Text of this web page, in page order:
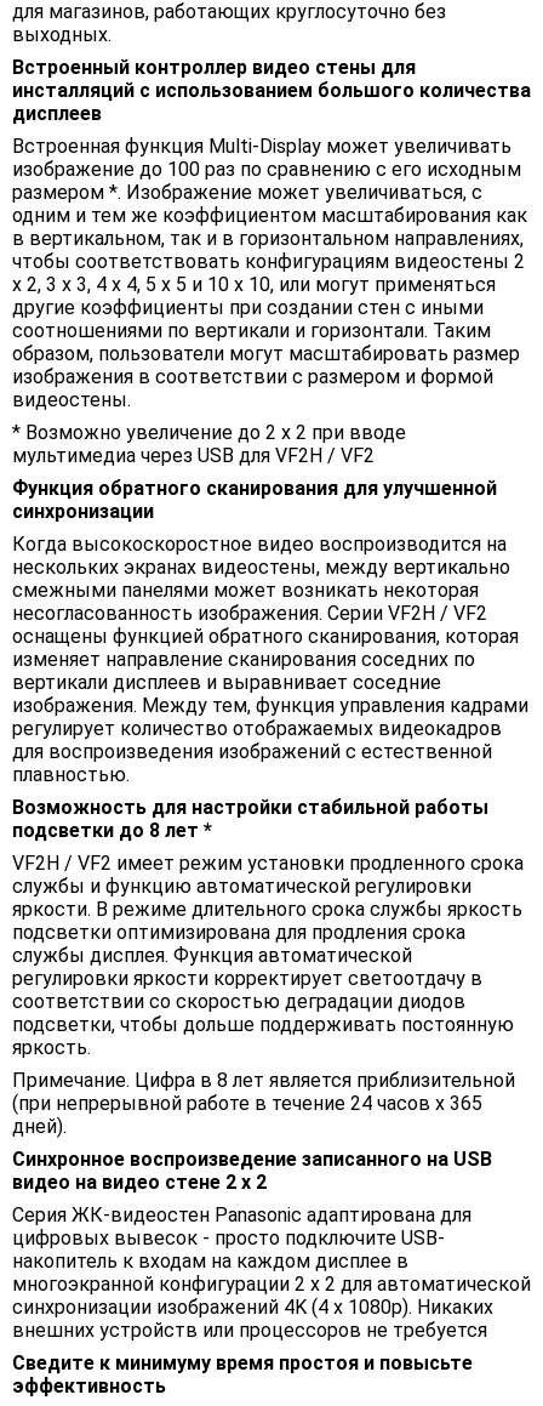
для магазинов, работающих круглосуточно без
выходных.
Встроенный контроллер видео стены для
инсталляций с использованием большого количества
дисплеев
Встроенная функция Multi-Display может увеличивать
изображение до 100 раз по сравнению с его исходным
размером *. Изображение может увеличиваться, с
одним и тем же коэффициентом масштабирования как
в вертикальном, так и в горизонтальном направлениях,
чтобы соответствовать конфигурациям видеостены 2
x 2, 3 x 3, 4 x 4, 5 x 5 и 10 x 10, или могут применяться
другие коэффициенты при создании стен с иными
соотношениями по вертикали и горизонтали. Таким
образом, пользователи могут масштабировать размер
изображения в соответствии с размером и формой
видеостены.
* Возможно увеличение до 2 x 2 при вводе
мультимедиа через USB для VF2H / VF2
Функция обратного сканирования для улучшенной
синхронизации
Когда высокоскоростное видео воспроизводится на
нескольких экранах видеостены, между вертикально
смежными панелями может возникать некоторая
несогласованность изображения. Серии VF2H / VF2
оснащены функцией обратного сканирования, которая
изменяет направление сканирования соседних по
вертикали дисплеев и выравнивает соседние
изображения. Между тем, функция управления кадрами
регулирует количество отображаемых видеокадров
для воспроизведения изображений с естественной
плавностью.
Возможность для настройки стабильной работы
подсветки до 8 лет *
VF2H / VF2 имеет режим установки продленного срока
службы и функцию автоматической регулировки
яркости. В режиме длительного срока службы яркость
подсветки оптимизирована для продления срока
службы дисплея. Функция автоматической
регулировки яркости корректирует светоотдачу в
соответствии со скоростью деградации диодов
подсветки, чтобы дольше поддерживать постоянную
яркость.
Примечание. Цифра в 8 лет является приблизительной
(при непрерывной работе в течение 24 часов x 365
дней).
Синхронное воспроизведение записанного на USB
видео на видео стене 2 х 2
Серия ЖК-видеостен Panasonic адаптирована для
цифровых вывесок - просто подключите USB-
накопитель к входам на каждом дисплее в
многоэкранной конфигурации 2 x 2 для автоматической
синхронизации изображений 4K (4 x 1080p). Никаких
внешних устройств или процессоров не требуется
Сведите к минимуму время простоя и повысьте
эффективность